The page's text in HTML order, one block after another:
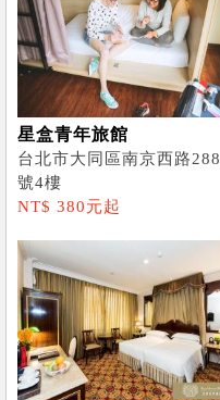
星盒青年旅館
台北市大同區南京西路288
號4樓
NT$ 380元起